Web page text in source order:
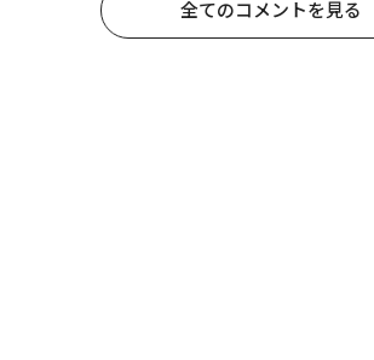
全てのコメントを見る